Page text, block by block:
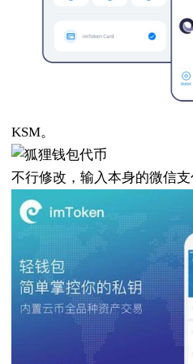
KSM。
不行修改，输入本身的微信支